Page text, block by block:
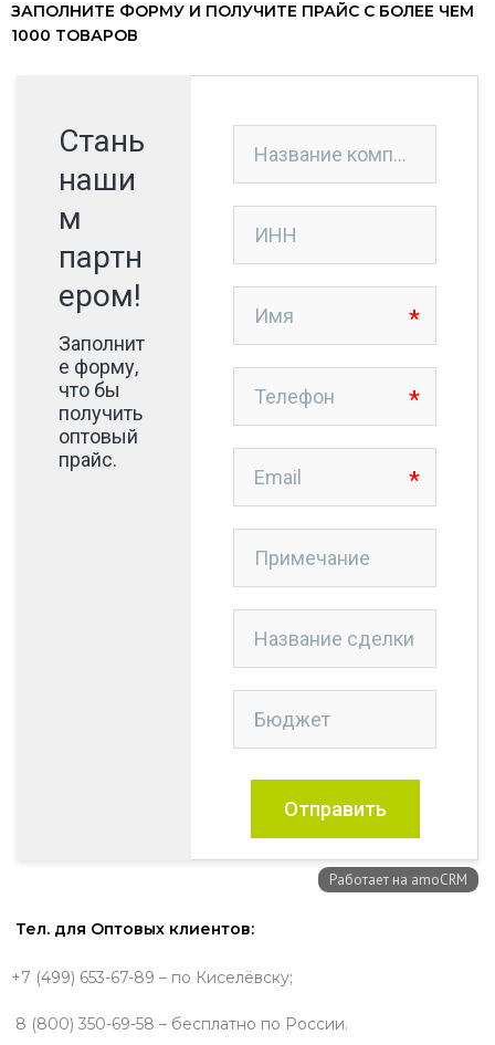
ЗАПОЛНИТЕ ФОРМУ И ПОЛУЧИТЕ ПРАЙС С БОЛЕЕ ЧЕМ
1000 ТОВАРОВ
Тел. для Оптовых клиентов:
+7 (499) 653-67-89 – по Киселёвску;
8 (800) 350-69-58 – бесплатно по России.